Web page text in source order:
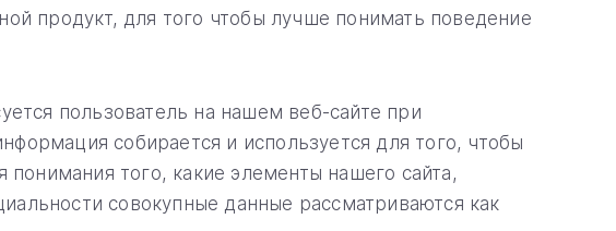
продукт, для того чтобы лучше понимать поведение
пользователь на нашем веб-сайте при
собирается и используется для того, чтобы
того, какие элементы нашего сайта,
совокупные данные рассматриваются как